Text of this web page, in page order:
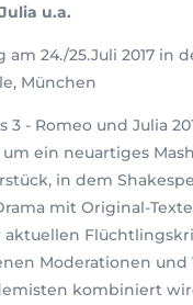
u.a.
am 24./25.Juli 2017 in
München
ein neuartiges
in dem
mit Original-
aktuellen
Moderationen und
kombiniert